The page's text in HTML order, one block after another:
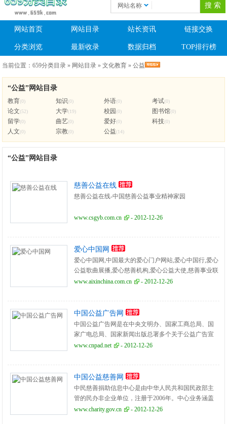
网站名称
网站首页 网站目录 站长资讯 链接交换
分类浏览 最新收录 数据归档 TOP排行榜
当前位置：659分类目录 » 网站目录 »文化教育 »公益
“公益”网站目录
教育(0) 知识(0) 外语(0) 考试(0)
论文(52) 大学(19) 校园(0) 图书馆(0)
留学(0) 曲艺(0) 爱好(0) 科技(0)
人文(0) 宗教(0) 公益(14)
“公益”网站目录
慈善公益在线
慈善公益在线-中国慈善公益事业精神家园
www.csgyb.com.cn - 2012-12-26
爱心中国网
爱心中国网,中国最大的爱心门户网站,爱心中国行,爱心
公益歌曲展播,爱心慈善机构,爱心公益大使,慈善事业联
合会,公益人生访谈,爱心中国基金,爱心中国行.
www.aixinchina.com.cn - 2012-12-26
中国公益广告网
中国公益广告网是在中央文明办、国家工商总局、国
家广电总局、国家新闻出版总署多个关于公益广告宣
传工作通知的精神指引下,由中国广告协会电视委员会
www.cnpad.net - 2012-12-26
中国公益慈善网
中民慈善捐助信息中心是由中华人民共和国民政部主
管的民办非企业单位，注册于2006年。中心业务涵盖
中国公益慈善数据采集、分析及研究，中国公益慈善
www.charity.gov.cn - 2012-12-26